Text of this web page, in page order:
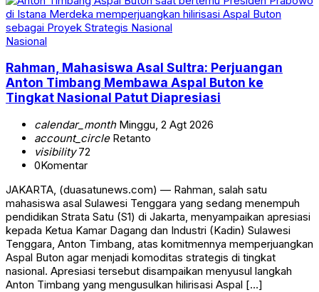
Nasional
Rahman, Mahasiswa Asal Sultra: Perjuangan
Anton Timbang Membawa Aspal Buton ke
Tingkat Nasional Patut Diapresiasi
calendar_monthMinggu, 2 Agt 2026
account_circleRetanto
visibility72
0Komentar
JAKARTA, (duasatunews.com) — Rahman, salah satu
mahasiswa asal Sulawesi Tenggara yang sedang menempuh
pendidikan Strata Satu (S1) di Jakarta, menyampaikan apresiasi
kepada Ketua Kamar Dagang dan Industri (Kadin) Sulawesi
Tenggara, Anton Timbang, atas komitmennya memperjuangkan
Aspal Buton agar menjadi komoditas strategis di tingkat
nasional. Apresiasi tersebut disampaikan menyusul langkah
Anton Timbang yang mengusulkan hilirisasi Aspal […]